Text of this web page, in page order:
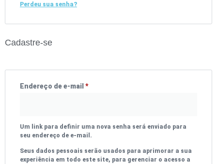
Perdeu sua senha?
Cadastre-se
Endereço de e-mail *
Um link para definir uma nova senha será enviado para
seu endereço de e-mail.
Seus dados pessoais serão usados para aprimorar a sua
experiência em todo este site, para gerenciar o acesso a